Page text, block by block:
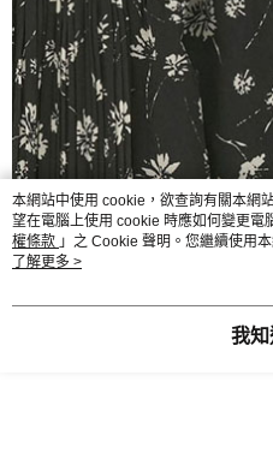
本網站中使用 cookie，欲查詢有關本網
望在電腦上使用 cookie 時應如何變更電
權條款 」之 Cookie 聲明。您繼續使用
用條款之 Cookie 聲明使用 cookie。
了解更多 >
我知